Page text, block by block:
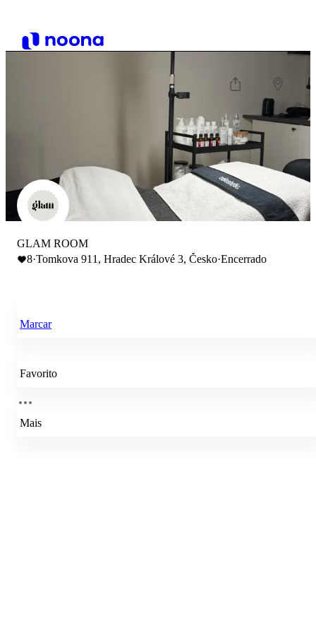
GLAM ROOM
8·Tomkova 911, Hradec Králové 3, Česko·Encerrado
Marcar
Favorito
Mais